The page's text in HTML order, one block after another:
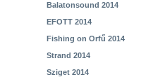
Balatonsound 2014
EFOTT 2014
Fishing on Orfű 2014
Strand 2014
Sziget 2014